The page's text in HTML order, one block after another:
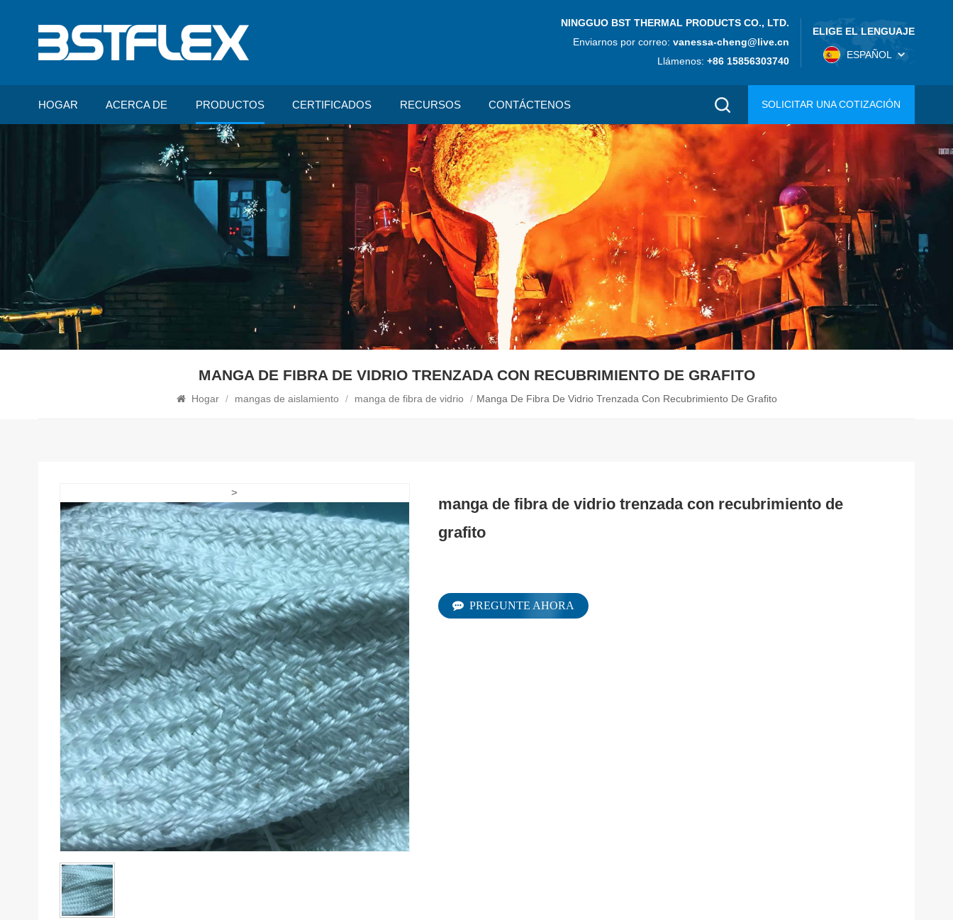
NINGGUO BST THERMAL PRODUCTS CO., LTD.
Enviarnos por correo:vanessa-cheng@live.cn
Llámenos:+86 15856303740
ELIGE EL LENGUAJE
ESPAÑOL
HOGAR ACERCA DE PRODUCTOS CERTIFICADOS RECURSOS CONTÁCTENOS SOLICITAR UNA COTIZACIÓN
MANGA DE FIBRA DE VIDRIO TRENZADA CON RECUBRIMIENTO DE GRAFITO
Hogar / mangas de aislamiento / manga de fibra de vidrio / Manga De Fibra De Vidrio Trenzada Con Recubrimiento De Grafito
>
manga de fibra de vidrio trenzada con recubrimiento de
grafito
PREGUNTE AHORA